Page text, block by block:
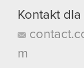
Kontakt
m